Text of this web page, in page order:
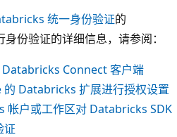
统一身份验证的
份验证的详细信息，请参阅：
Connect 客户端
Databricks 扩展进行授权设置
帐户或工作区对 Databricks SDK
证